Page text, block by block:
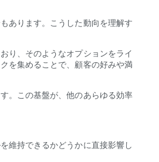
あります。こうした動向を理解す
り、そのようなオプションをライ
を集めることで、顧客の好みや満
。この基盤が、他のあらゆる効率
維持できるかどうかに直接影響し